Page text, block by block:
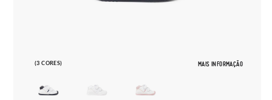
(3 CORES) MAIS INFORMAÇÃO